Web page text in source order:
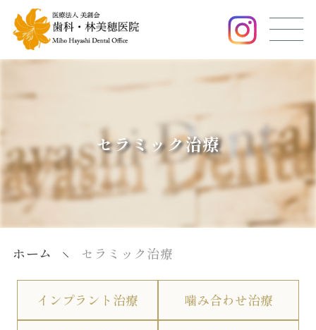
セラミック治療
ホーム セラミック治療
インプラント治療 噛み合わせ治療